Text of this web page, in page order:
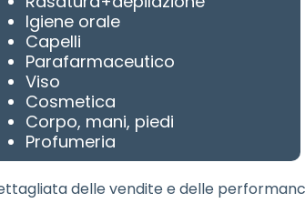
Igiene orale
Capelli
Parafarmaceutico
Viso
Cosmetica
Corpo, mani, piedi
Profumeria
delle vendite e delle